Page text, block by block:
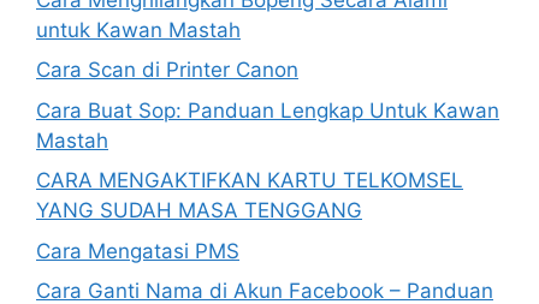
untuk Kawan Mastah
Cara Scan di Printer Canon
Cara Buat Sop: Panduan Lengkap Untuk Kawan
Mastah
CARA MENGAKTIFKAN KARTU TELKOMSEL
YANG SUDAH MASA TENGGANG
Cara Mengatasi PMS
Cara Ganti Nama di Akun Facebook – Panduan